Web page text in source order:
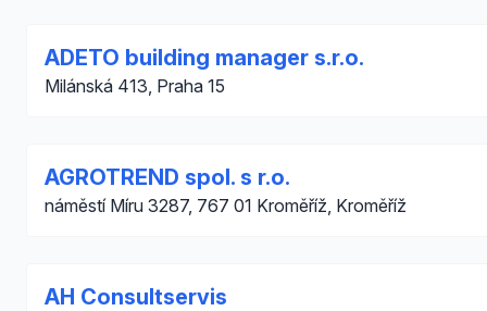
ADETO building manager s.r.o.
Milánská 413, Praha 15
AGROTREND spol. s r.o.
náměstí Míru 3287, 767 01 Kroměříž, Kroměříž
AH Consultservis